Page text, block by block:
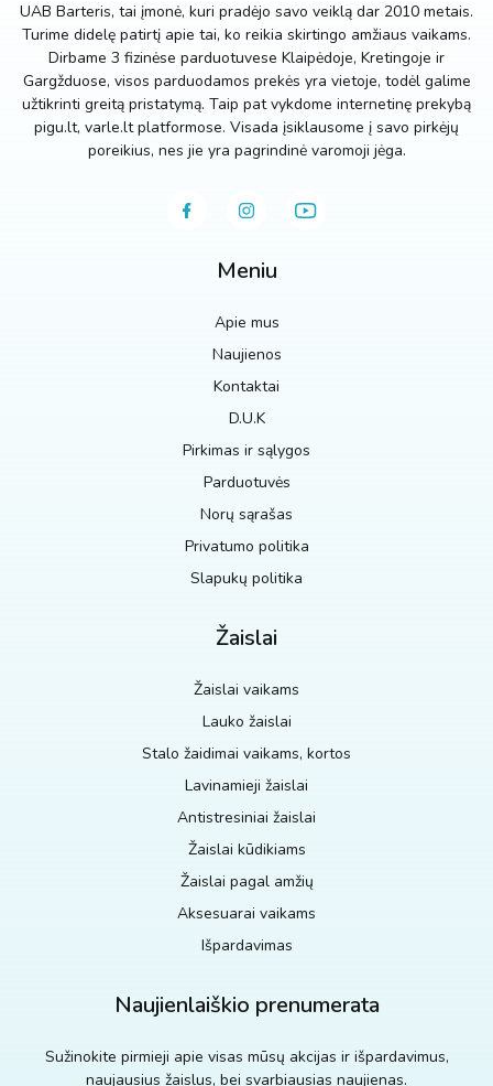
UAB Barteris, tai įmonė, kuri pradėjo savo veiklą dar 2010 metais.
Turime didelę patirtį apie tai, ko reikia skirtingo amžiaus vaikams.
Dirbame 3 fizinėse parduotuvese Klaipėdoje, Kretingoje ir
Gargžduose, visos parduodamos prekės yra vietoje, todėl galime
užtikrinti greitą pristatymą. Taip pat vykdome internetinę prekybą
pigu.lt, varle.lt platformose. Visada įsiklausome į savo pirkėjų
poreikius, nes jie yra pagrindinė varomoji jėga.
Meniu
Apie mus
Naujienos
Kontaktai
D.U.K
Pirkimas ir sąlygos
Parduotuvės
Norų sąrašas
Privatumo politika
Slapukų politika
Žaislai
Žaislai vaikams
Lauko žaislai
Stalo žaidimai vaikams, kortos
Lavinamieji žaislai
Antistresiniai žaislai
Žaislai kūdikiams
Žaislai pagal amžių
Aksesuarai vaikams
Išpardavimas
Naujienlaiškio prenumerata
Sužinokite pirmieji apie visas mūsų akcijas ir išpardavimus,
naujausius žaislus, bei svarbiausias naujienas.